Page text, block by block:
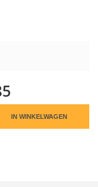
IN WINKELWAGEN